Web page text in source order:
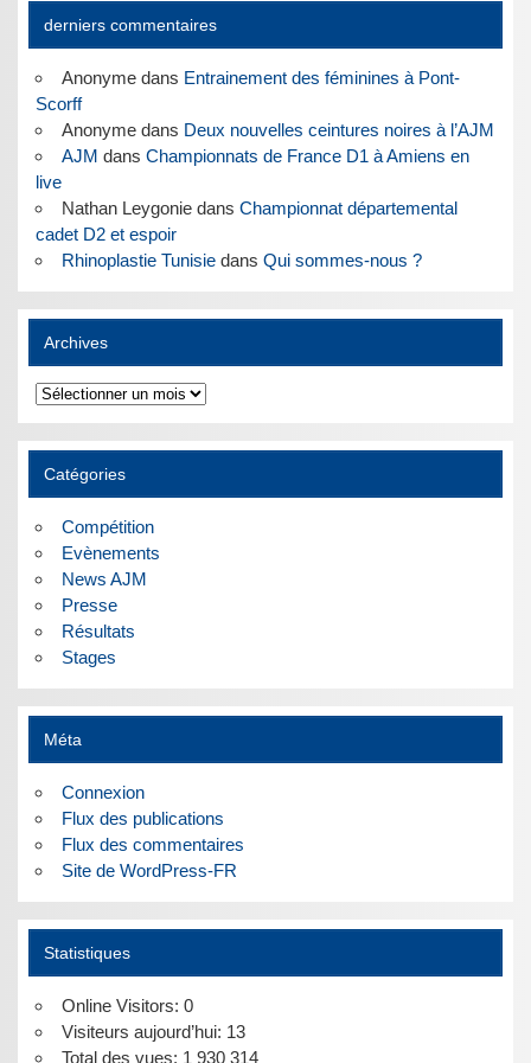
derniers commentaires
Anonymedans Entrainement des féminines à Pont-
Scorff
Anonymedans Deux nouvelles ceintures noires à l’AJM
AJM dans Championnats de France D1 à Amiens en
live
Nathan Leygoniedans Championnat départemental
cadet D2 et espoir
Rhinoplastie Tunisiedans Qui sommes-nous ?
Archives
Archives
Catégories
Compétition
Evènements
News AJM
Presse
Résultats
Stages
Méta
Connexion
Flux des publications
Flux des commentaires
Site de WordPress-FR
Statistiques
Online Visitors: 0
Visiteurs aujourd’hui: 13
Total des vues: 1 930 314